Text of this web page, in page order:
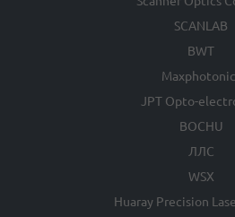
SCANLAB
BWT
JPT Opto-
BOCHU
ЛЛС
WSX
Huaray Precision